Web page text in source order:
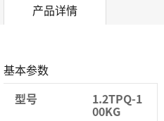
产品详情
基本参数
型号
1.2TPQ-1
00KG